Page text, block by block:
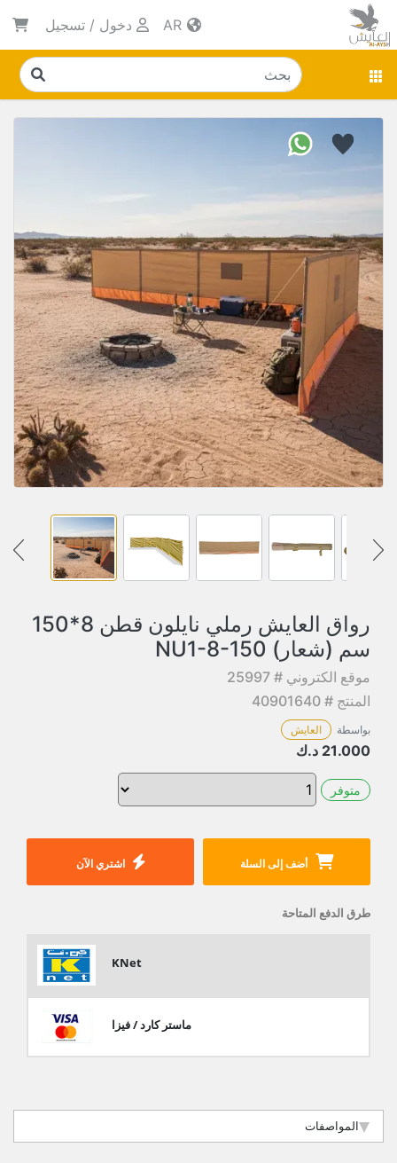
دخول / تسجيل
رواق العايش رملي نايلون قطن 8*150
سم (شعار) NU1-8-150
موقع الكتروني # 25997
المنتج # 40901640
بواسطة العايش
21.000 د.ك
متوفر
أضف إلى السلة اشتري الآن
طرق الدفع المتاحة
KNet
ماستر كارد / فيزا
المواصفات